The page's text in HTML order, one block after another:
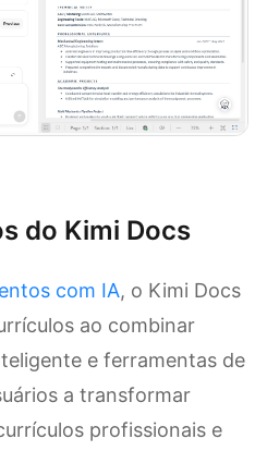
do Kimi Docs
com IA, o Kimi Docs
ao combinar
e ferramentas de
a transformar
profissionais e